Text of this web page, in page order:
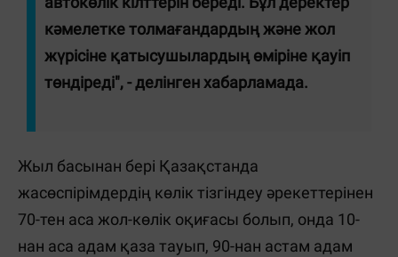
кәмелетке толмағандардың және жол
жүрісіне қатысушылардың өміріне қауіп
төндіреді", - делінген хабарламада.
Жыл басынан бері Қазақстанда
жасөспірімдердің көлік тізгіндеу әрекеттерінен
70-тен аса жол-көлік оқиғасы болып, онда 10-
нан аса адам қаза тауып, 90-нан астам адам